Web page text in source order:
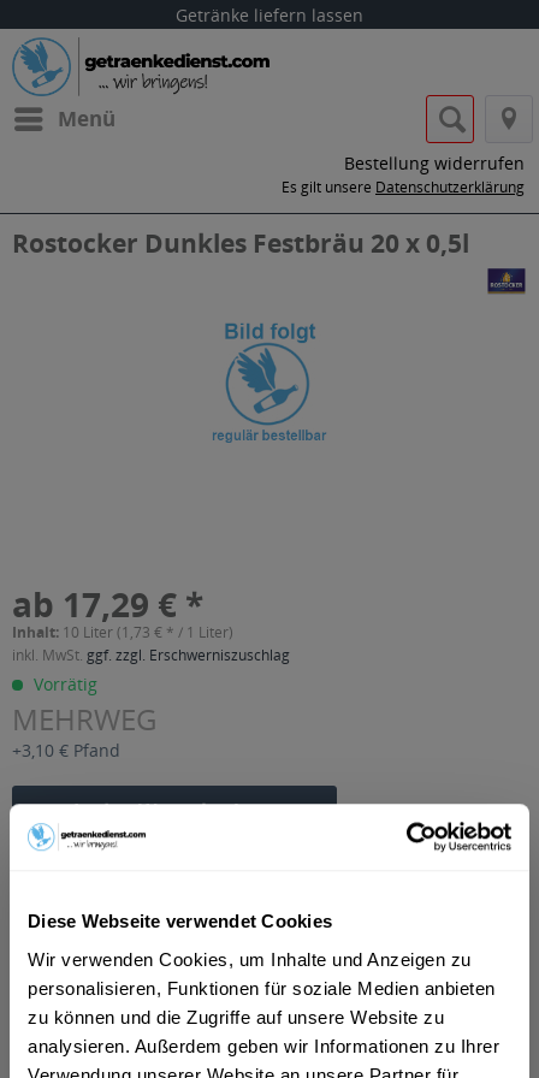
Diese Webseite verwendet Cookies
Wir verwenden Cookies, um Inhalte und Anzeigen zu
personalisieren, Funktionen für soziale Medien anbieten
zu können und die Zugriffe auf unsere Website zu
analysieren. Außerdem geben wir Informationen zu Ihrer
Getränke liefern lassen
Menü
Bestellung widerrufen
Es gilt unsere Datenschutzerklärung
Rostocker Dunkles Festbräu 20 x 0,5l
ab 17,29 € *
Inhalt: 10 Liter (1,73 € * / 1 Liter)
inkl. MwSt. ggf. zzgl. Erschwerniszuschlag
Vorrätig
MEHRWEG
+3,10 € Pfand
In denWarenkorb
Beschreibung
mehr
"Rostocker Dunkles Festbräu 20 x 0,5l"
Flaschengröße: